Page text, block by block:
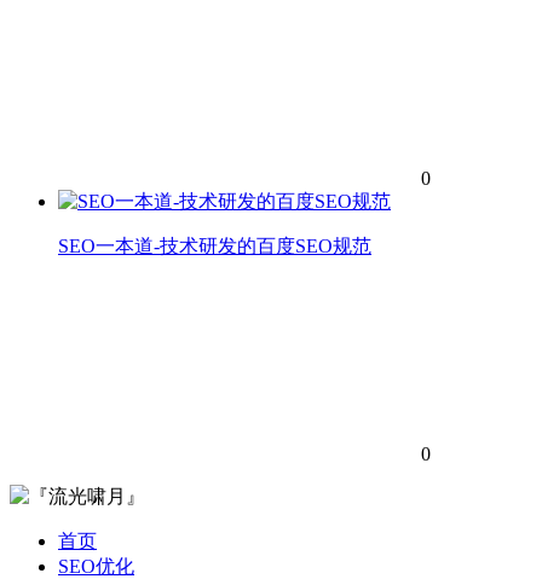
0
SEO一本道-技术研发的百度SEO规范
0
首页
SEO优化